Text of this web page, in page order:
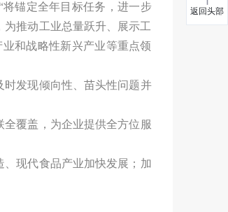
锚定全年目标任务，进一步
推动工业总量跃升、展示工
和战略性新兴产业等重点领
发现倾向性、苗头性问题并
覆盖，为企业提供全方位服
现代食品产业加快发展；加
返回头部